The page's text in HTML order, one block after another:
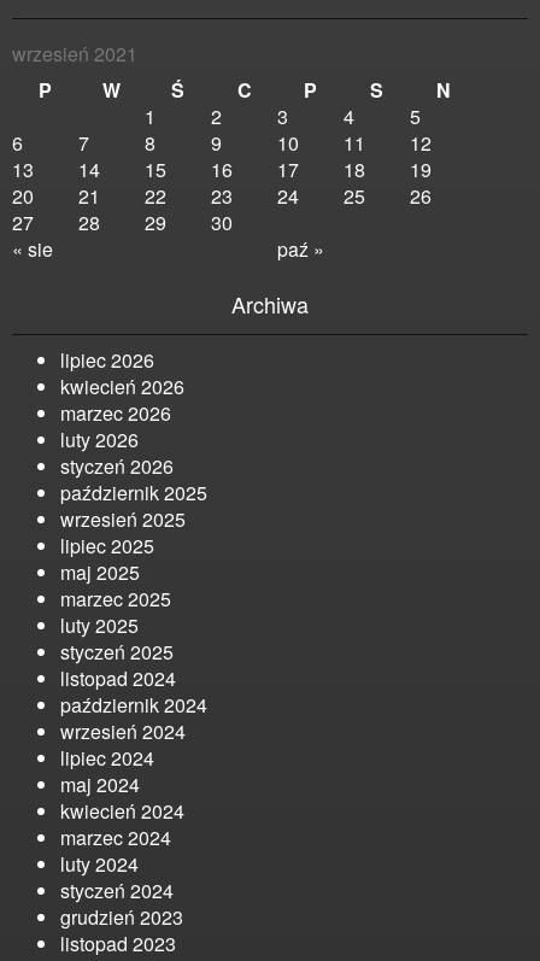
wrzesień 2021
P
W Ś C P S N
« sie paź »
1 2 3 4
5
6
7 8 9 10 11
12
13
14 15 16 17 18
19
20
21 22 23 24 25
26
27
28 29 30
Archiwa
lipiec 2026
kwiecień 2026
marzec 2026
luty 2026
styczeń 2026
październik 2025
wrzesień 2025
lipiec 2025
maj 2025
marzec 2025
luty 2025
styczeń 2025
listopad 2024
październik 2024
wrzesień 2024
lipiec 2024
maj 2024
kwiecień 2024
marzec 2024
luty 2024
styczeń 2024
grudzień 2023
listopad 2023